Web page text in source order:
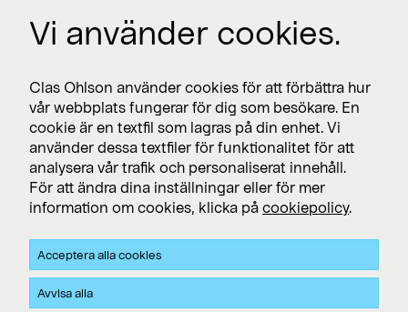
Lediga jobb >
Nyhetsrum >
Prenumerera
Prenumerera på pressmeddelanden och finansiella
Integritet och Cookies
Clas Ohlsons integritets- och cookiepolicy
Vi använder cookies.
Clas Ohlson använder cookies för att förbättra hur
vår webbplats fungerar för dig som besökare. En
cookie är en textfil som lagras på din enhet. Vi
använder dessa textfiler för funktionalitet för att
analysera vår trafik och personaliserat innehåll.
För att ändra dina inställningar eller för mer
information om cookies, klicka på cookiepolicy.
Acceptera alla cookies
Avvisa alla